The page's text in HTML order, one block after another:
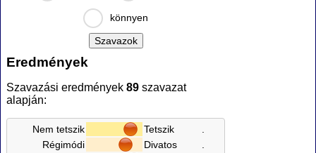
könnyen
Eredmények
Szavazási eredmények 89 szavazat
alapján:
Nem tetszik Tetszik
Régimódi
Divatos